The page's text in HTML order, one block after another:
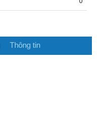
Thông tin